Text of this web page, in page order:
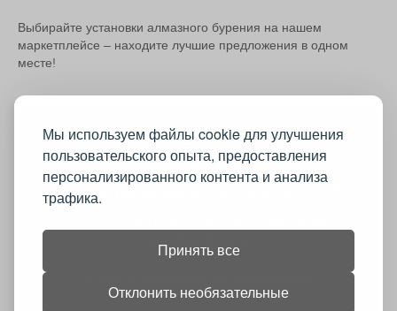
Мы используем файлы cookie для улучшения
пользовательского опыта, предоставления
персонализированного контента и анализа
трафика.
Принять все
Отклонить необязательные
Выбирайте установки алмазного бурения на нашем
маркетплейсе – находите лучшие предложения в одном
месте!
Хотите продавать на construct.md?